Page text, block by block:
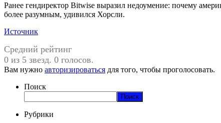
Ранее гендиректор Bitwise выразил недоумение: почему
более разумным, удивился Хорсли.
Источник
Средний рейтинг
0 из 5 звезд. 0 голосов.
Вам нужно авторизироваться для того, чтобы проголосовать.
Поиск
Поиск
Рубрики